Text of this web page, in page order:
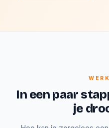
In een paar
je